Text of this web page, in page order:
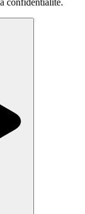
confidentialité.